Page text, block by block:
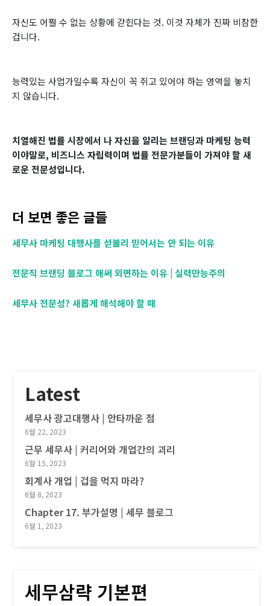
자신도 어쩔 수 없는 상황에 갇힌다는 것. 이것 자체가 진짜 비참한
겁니다.
능력있는 ​사업가일수록 자신이 꼭 쥐고 있어야 하는 영역을 놓치
지 않습니다.
치열해진 법률 시장에서 나 자신을 알리는 브랜딩과 마케팅 능력
이야말로, 비즈니스 자립력이며 법률 전문가분들이 가져야 할 새
로운 전문성입니다.
더 보면 좋은 글들
세무사 마케팅 대행사를 섣불리 믿어서는 안 되는 이유
전문직 브랜딩 블로그 애써 외면하는 이유 | 실력만능주의
세무사 전문성? 새롭게 해석해야 할 때
Latest
세무사 광고대행사 | 안타까운 점
6월 22, 2023
근무 세무사 | 커리어와 개업간의 괴리
6월 15, 2023
회계사 개업 | 겁을 먹지 마라?
6월 8, 2023
Chapter 17. 부가설명 | 세무 블로그
6월 1, 2023
세무삼략 기본편